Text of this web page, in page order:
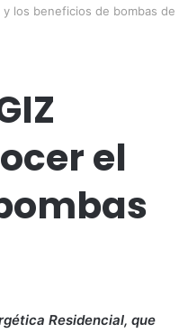
los beneficios de bombas de
el
Residencial, que